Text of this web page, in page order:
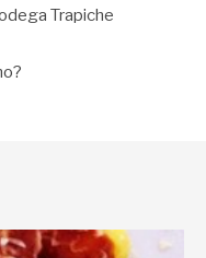
Trapiche